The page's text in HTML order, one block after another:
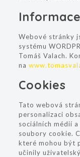
Webové stránky
systému
Tomáš Valach.
na
Cookies
Tato webová
personalizaci
sociálních médií
soubory cookie.
které mohou být
učinily